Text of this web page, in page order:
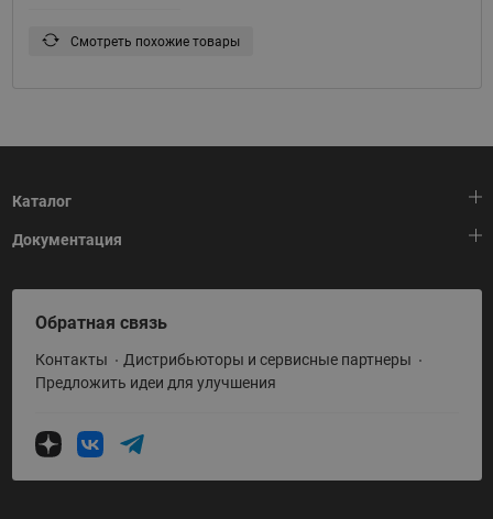
Смотреть похожие товары
Каталог
Тепловая автоматика
Холодильная техника
Приводная техника
Промышленная автоматика
Теплообменное оборудование
Насосное оборудование
Документация
HeatPlatform (Тепловая платформа)
Полезные программы и инструменты
Условия поставки
Обратная связь
Контакты
Дистрибьюторы и сервисные партнеры
Предложить идеи для улучшения